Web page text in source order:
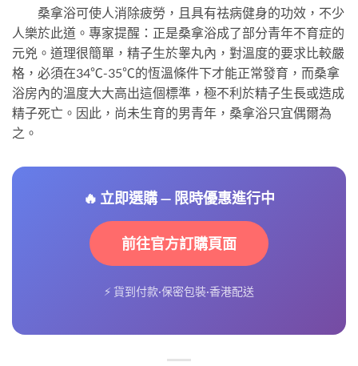
桑拿浴可使人消除疲勞，且具有祛病健身的功效，不少
人樂於此道。專家提醒：正是桑拿浴成了部分青年不育症的
元兇。道理很簡單，精子生於睾丸內，對溫度的要求比較嚴
格，必須在34℃-35℃的恆溫條件下才能正常發育，而桑拿
浴房內的溫度大大高出這個標準，極不利於精子生長或造成
精子死亡。因此，尚未生育的男青年，桑拿浴只宜偶爾為
之。
🔥 立即選購 — 限時優惠進行中
前往官方訂購頁面
⚡ 貨到付款·保密包裝·香港配送